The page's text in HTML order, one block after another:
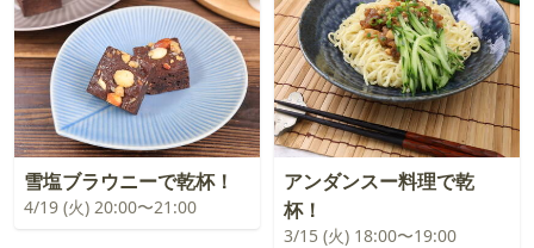
雪塩ブラウニーで乾杯！
4/19 (火) 20:00〜21:00
アンダンスー料理で乾
杯！
3/15 (火) 18:00〜19:00